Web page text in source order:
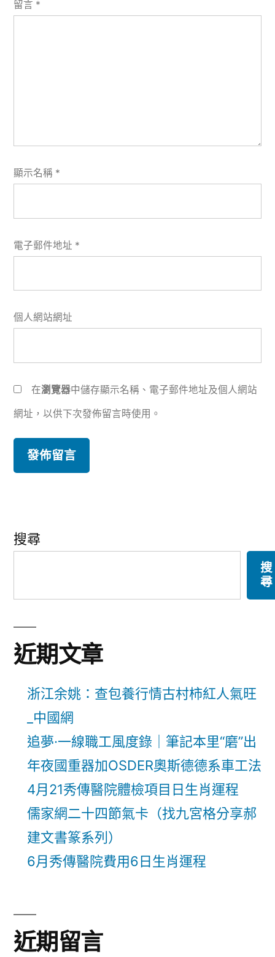
留言 *
顯示名稱 *
電子郵件地址 *
個人網站網址
在瀏覽器中儲存顯示名稱、電子郵件地址及個人網站
網址，以供下次發佈留言時使用。
搜尋
搜
尋
近期文章
浙江余姚：查包養行情古村柿紅人氣旺
_中國網
追夢·一線職工風度錄｜筆記本里“磨”出
年夜國重器加OSDER奧斯德德系車工法
4月21秀傳醫院體檢項目日生肖運程
儒家網二十四節氣卡（找九宮格分享郝
建文書篆系列）
6月秀傳醫院費用6日生肖運程
近期留言